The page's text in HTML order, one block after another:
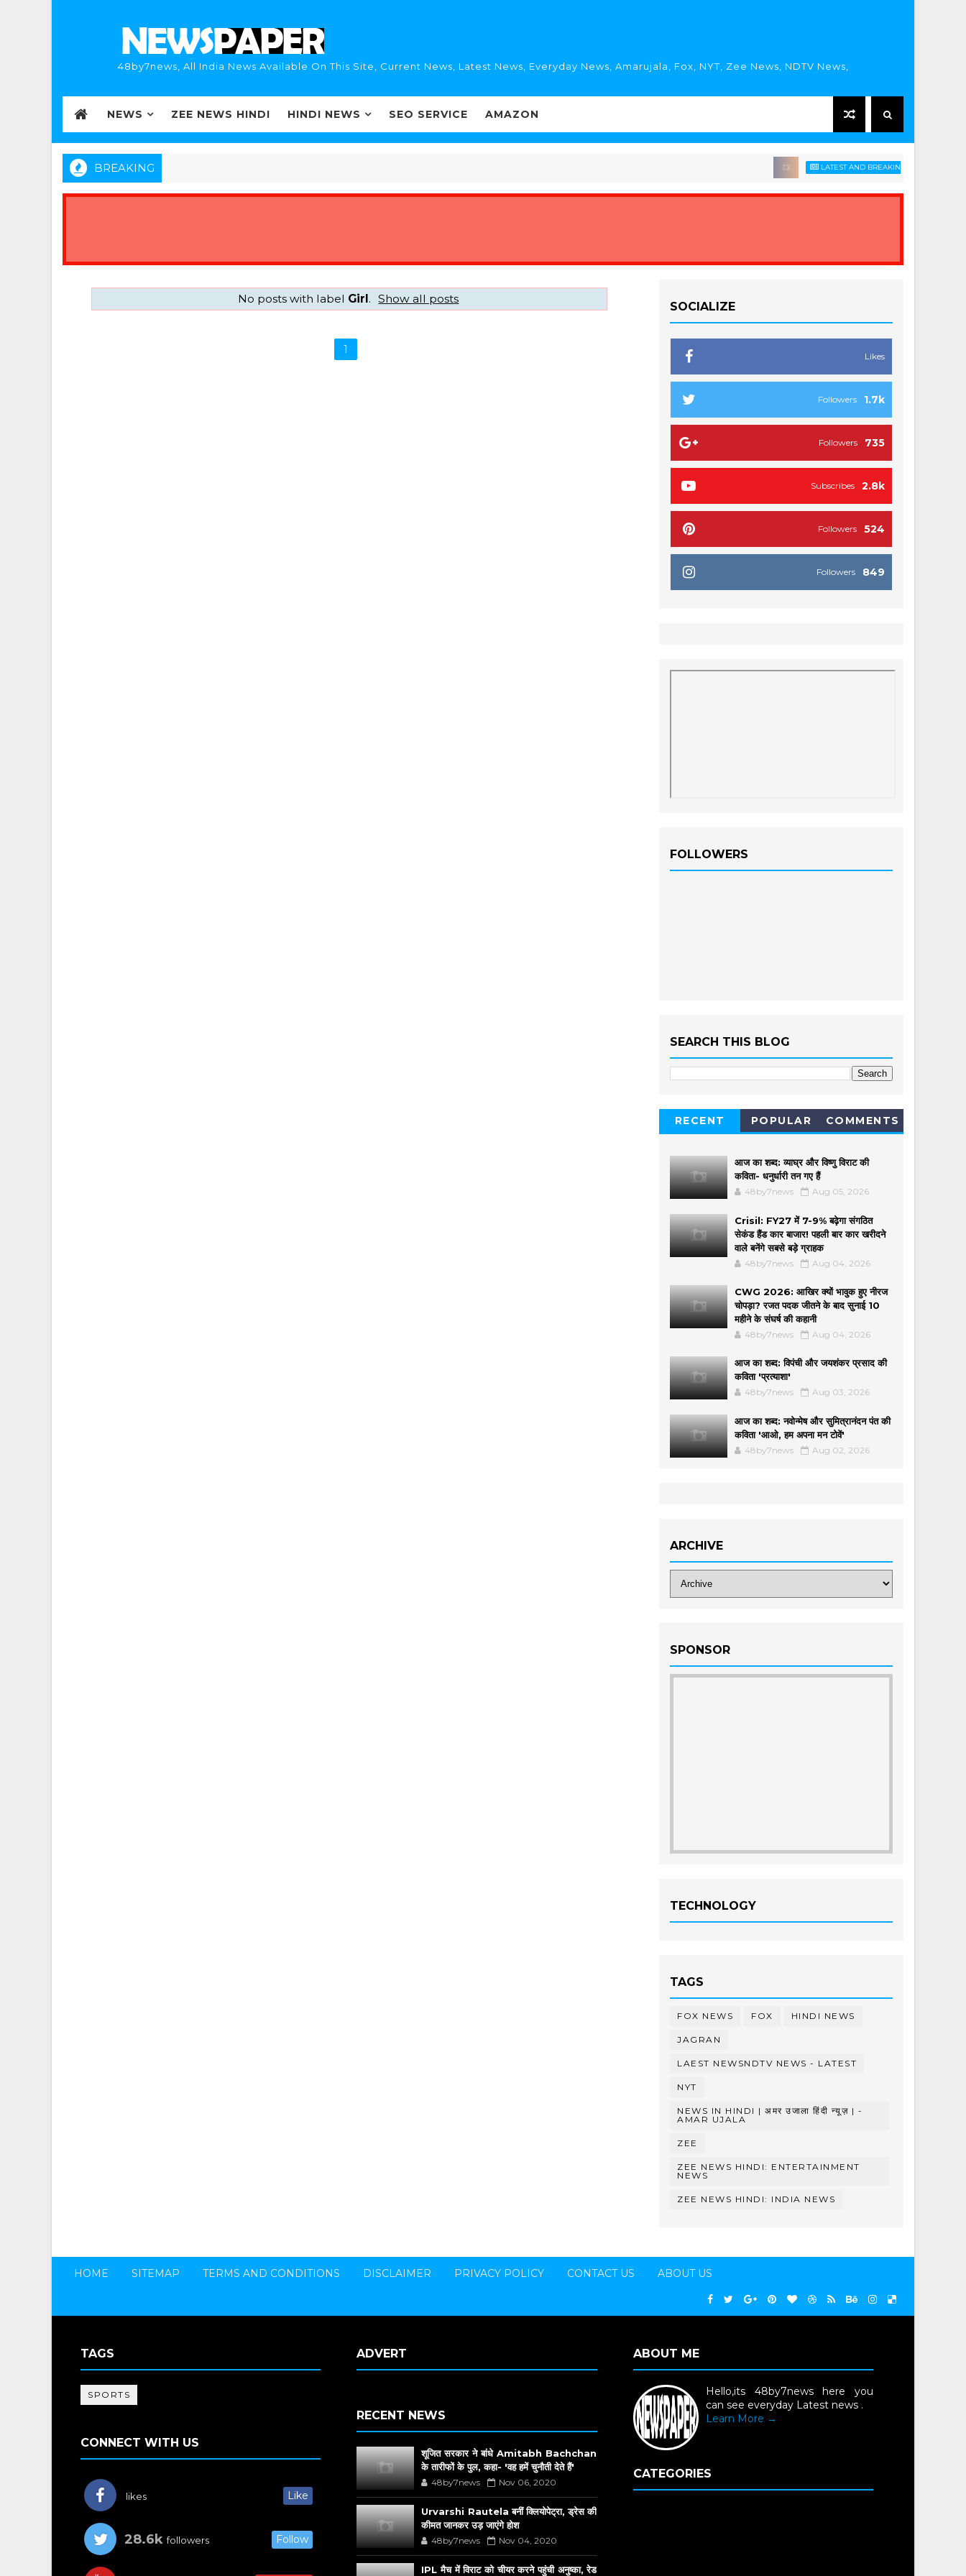
48by7news, All India News Available On This Site, Current News, Latest News, Everyday News, Amarujala, Fox, NYT, Zee News, NDTV News,
NEWS ZEE NEWS HINDI HINDI NEWS SEO SERVICE AMAZON
BREAKING LATEST AND BREAKING HINDI NEWS
No posts with label Girl. Show all posts
1
SOCIALIZE
Likes
1.7k
Followers
735
Followers
2.8k
Subscribes
524
Followers
849
Followers
FOLLOWERS
SEARCH THIS BLOG
RECENT POPULAR COMMENTS
आज का शब्द: व्याघ्र और विष्णु विराट की
कविता- धनुर्धारी तन गए हैं
48by7news Aug 05, 2026
Crisil: FY27 में 7-9% बढ़ेगा संगठित
सेकंड हैंड कार बाजार! पहली बार कार खरीदने
वाले बनेंगे सबसे बड़े ग्राहक
48by7news Aug 04, 2026
CWG 2026: आखिर क्यों भावुक हुए नीरज
चोपड़ा? रजत पदक जीतने के बाद सुनाई 10
महीने के संघर्ष की कहानी
48by7news Aug 04, 2026
आज का शब्द: विपंची और जयशंकर प्रसाद की
कविता 'प्रत्याशा'
48by7news Aug 03, 2026
आज का शब्द: नवोन्मेष और सुमित्रानंदन पंत की
कविता 'आओ, हम अपना मन टोवें'
48by7news Aug 02, 2026
ARCHIVE
SPONSOR
TECHNOLOGY
TAGS
FOX NEWS FOX HINDI NEWS
JAGRAN
LAEST NEWSNDTV NEWS - LATEST
NYT
NEWS IN HINDI | अमर उजाला हिंदी न्यूज़ | -
AMAR UJALA
ZEE
ZEE NEWS HINDI: ENTERTAINMENT
NEWS
ZEE NEWS HINDI: INDIA NEWS
HOME SITEMAP TERMS AND CONDITIONS DISCLAIMER PRIVACY POLICY CONTACT US ABOUT US
TAGS
SPORTS
CONNECT WITH US
likes Like
28.6k followers Follow
ADVERT
RECENT NEWS
शूजित सरकार ने बांधे Amitabh Bachchan
के तारीफों के पुल, कहा- 'वह हमें चुनौती देते हैं'
48by7news Nov 06, 2020
Urvarshi Rautela बनीं क्लियोपेट्रा, ड्रेस की
कीमत जानकर उड़ जाएंगे होश
48by7news Nov 04, 2020
IPL मैच में विराट को चीयर करने पहुंची अनुष्का, रेड
ABOUT ME
Hello,its 48by7news here you
can see everyday Latest news .
Learn More →
CATEGORIES